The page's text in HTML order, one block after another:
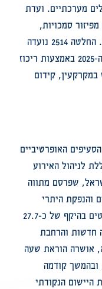
מערכתיים. ועדת
סמכויות,
.
החלטה 2514 נועדה
לתקן כשלים אלו לקראת הילולת תשפ"ה-2025 באמצעות ריכוז
קידום
הסעיפים האופרטיביים
לניהול האירוע
שפרסם מתווה
והנפקת היתרי
במישור התשתיתי, קודמו פרויקטים בהיקף של כ-27.7
חדשות והרחבת
אושרה הוראת שעה
קודמה
היישום הנקודתי